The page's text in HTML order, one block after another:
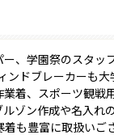
、学園祭のスタッ
ドブレーカーも
着、スポーツ観戦
ゾン作成や名入れ
も豊富に取扱いご